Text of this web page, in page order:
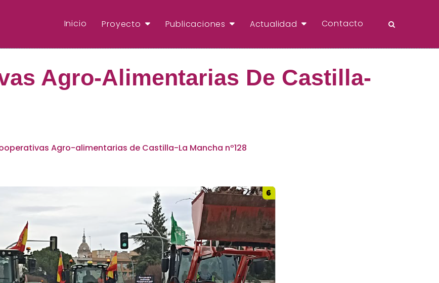
Inicio Proyecto Publicaciones Actualidad Contacto
Agro-Alimentarias De Castilla-
Agro-alimentarias de Castilla-La Mancha nº128